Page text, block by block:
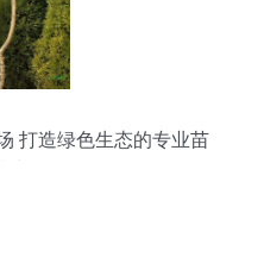
打造绿色生态的专业苗